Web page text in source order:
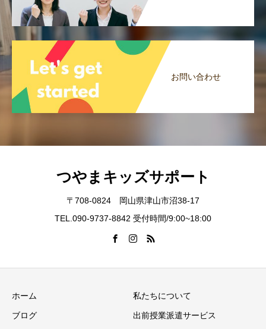
お問い合わせ
つやまキッズサポート
〒708-0824 岡山県津山市沼38-17
TEL.090-9737-8842 受付時間/9:00~18:00
ホーム 私たちについて
ブログ 出前授業派遣サービス